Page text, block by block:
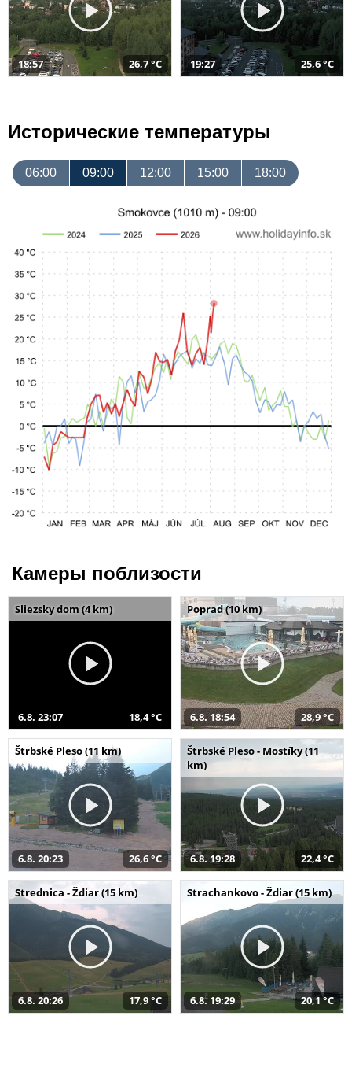
18:57 26,7 °C 19:27 25,6 °C
Исторические температуры
06:00 09:00 12:00 15:00 18:00
Камеры поблизости
Sliezsky dom (4 km)
6.8. 23:07 18,4 °C
Poprad (10 km)
6.8. 18:54 28,9 °C
Štrbské Pleso (11 km)
6.8. 20:23 26,6 °C
Štrbské Pleso - Mostíky (11
km)
6.8. 19:28 22,4 °C
Strednica - Ždiar (15 km)
6.8. 20:26 17,9 °C
Strachankovo - Ždiar (15 km)
6.8. 19:29 20,1 °C